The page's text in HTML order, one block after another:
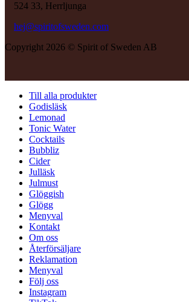
524 33, Herrljunga
hej@spiritofsweden.com
Copyright 2026 © Spirit of Sweden AB
Till alla produkter
Godisläsk
Lemonad
Tonic Water
Cocktails
Bubbliz
Cider
Julläsk
Julmust
Glöggish
Glögg
Menyval
Kontakt
Om oss
Återförsäljare
Reklamation
Menyval
Följ oss
Instagram